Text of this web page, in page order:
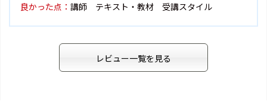
良かった点： 講師 テキスト・教材 受講スタイル
レビュー一覧を見る